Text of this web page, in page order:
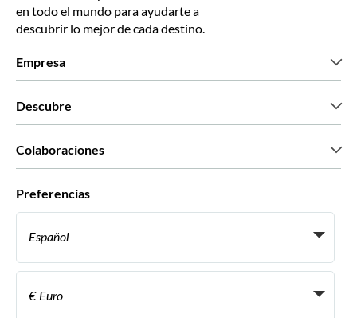
en todo el mundo para ayudarte a
descubrir lo mejor de cada destino.
Empresa
Descubre
Colaboraciones
Conviértete en proveedor
Become a Distribution Partner
Preferencias
Español
Italiano
Français
€ Euro